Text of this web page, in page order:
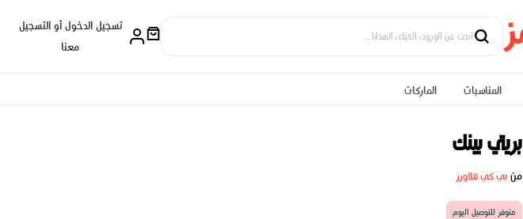
تسجيل الدخول أو التسجيل
معنا
المناسبات الماركات
بريتي بينك
منبي كي فلاورز
متوفر للتوصيل اليوم